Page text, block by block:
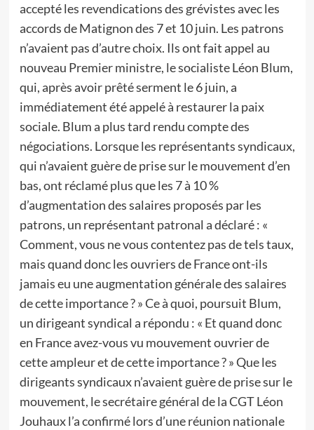
accepté les revendications des grévistes avec les
accords de Matignon des 7 et 10 juin. Les patrons
n’avaient pas d’autre choix. Ils ont fait appel au
nouveau Premier ministre, le socialiste Léon Blum,
qui, après avoir prêté serment le 6 juin, a
immédiatement été appelé à restaurer la paix
sociale. Blum a plus tard rendu compte des
négociations. Lorsque les représentants syndicaux,
qui n’avaient guère de prise sur le mouvement d’en
bas, ont réclamé plus que les 7 à 10 %
d’augmentation des salaires proposés par les
patrons, un représentant patronal a déclaré : «
Comment, vous ne vous contentez pas de tels taux,
mais quand donc les ouvriers de France ont-ils
jamais eu une augmentation générale des salaires
de cette importance ? » Ce à quoi, poursuit Blum,
un dirigeant syndical a répondu : « Et quand donc
en France avez-vous vu mouvement ouvrier de
cette ampleur et de cette importance ? » Que les
dirigeants syndicaux n’avaient guère de prise sur le
mouvement, le secrétaire général de la CGT Léon
Jouhaux l’a confirmé lors d’une réunion nationale